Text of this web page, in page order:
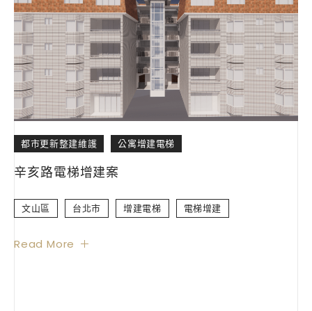
都市更新整建維護 公寓增建電梯
辛亥路電梯增建案
文山區 台北市 增建電梯 電梯增建